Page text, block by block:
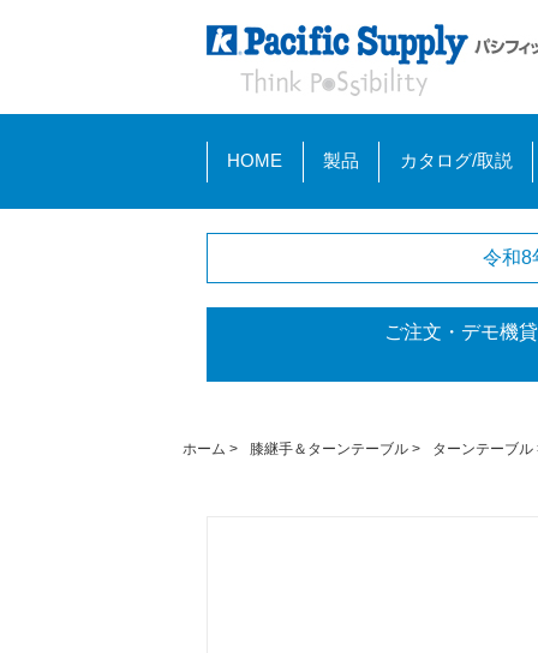
HOME 製品 カタログ/取説
令和8
ご注文・デモ機
ホーム > 膝継手＆ターンテーブル > ターンテーブル